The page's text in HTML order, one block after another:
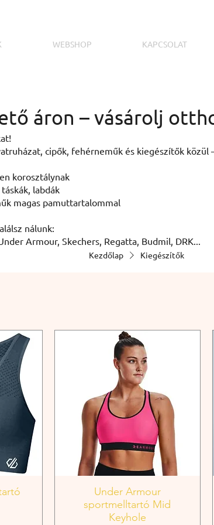
WEBSHOP KAPCSOLAT
áron – vásárolj
cipők, fehérneműk és kiegészítők közül
korosztálynak
labdák
magas pamuttartalommal
nálunk:
Armour, Skechers, Regatta, Budmil, DRK...
Kezdőlap Kiegészítők
Under Armour
sportmelltartó Mid
Keyhole